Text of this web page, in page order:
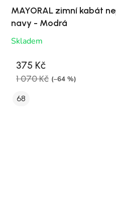
MAYORAL zimní kabát
navy - Modrá
Skladem
375 Kč
1 070 Kč (–64 %)
68